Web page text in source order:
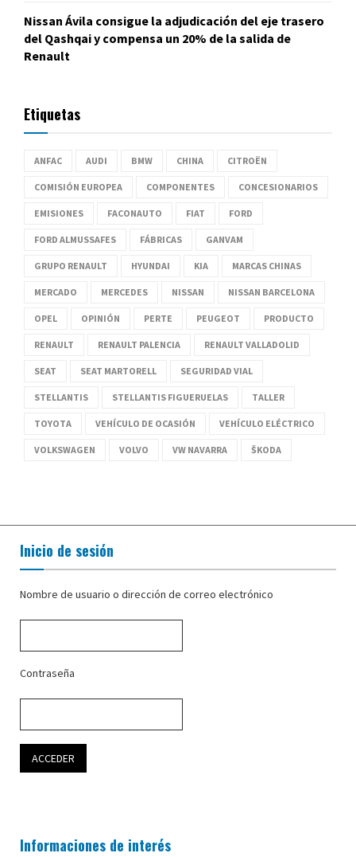
Nissan Ávila consigue la adjudicación del eje trasero
del Qashqai y compensa un 20% de la salida de
Renault
Etiquetas
ANFAC AUDI BMW CHINA CITROËN
COMISIÓN EUROPEA COMPONENTES CONCESIONARIOS
EMISIONES FACONAUTO FIAT FORD
FORD ALMUSSAFES FÁBRICAS GANVAM
GRUPO RENAULT HYUNDAI KIA MARCAS CHINAS
MERCADO MERCEDES NISSAN NISSAN BARCELONA
OPEL OPINIÓN PERTE PEUGEOT PRODUCTO
RENAULT RENAULT PALENCIA RENAULT VALLADOLID
SEAT SEAT MARTORELL SEGURIDAD VIAL
STELLANTIS STELLANTIS FIGUERUELAS TALLER
TOYOTA VEHÍCULO DE OCASIÓN VEHÍCULO ELÉCTRICO
VOLKSWAGEN VOLVO VW NAVARRA ŠKODA
Inicio de sesión
Nombre de usuario o dirección de correo electrónico
Contraseña
Informaciones de interés